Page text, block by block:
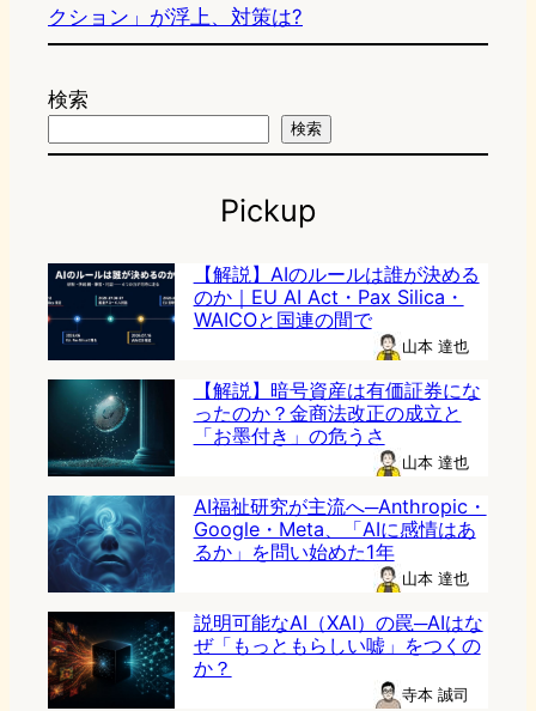
クション」が浮上、対策は?
検索
検索
Pickup
【解説】AIのルールは誰が決める
のか｜EU AI Act・Pax Silica・
WAICOと国連の間で
山本 達也
【解説】暗号資産は有価証券にな
ったのか？金商法改正の成立と
「お墨付き」の危うさ
山本 達也
AI福祉研究が主流へ─Anthropic・
Google・Meta、「AIに感情はあ
るか」を問い始めた1年
山本 達也
説明可能なAI（XAI）の罠─AIはな
ぜ「もっともらしい嘘」をつくの
か？
寺本 誠司